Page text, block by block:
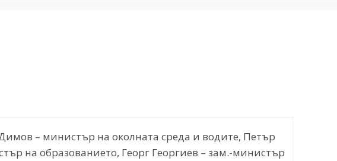
– министър на околната среда и водите, Петър
на образованието, Георг Георгиев – зам.-министър